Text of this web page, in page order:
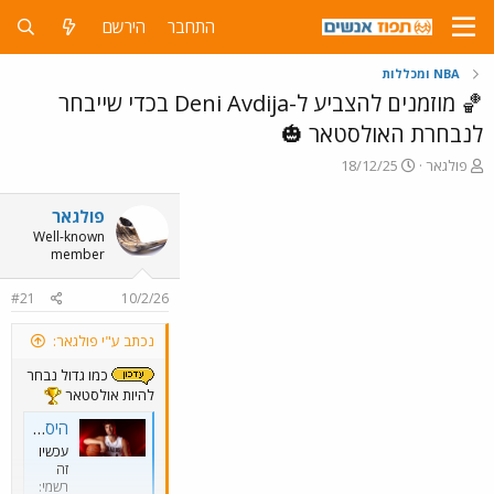
התחבר הירשם
NBA ומכללות
🏀 מוזמנים להצביע ל-Deni Avdija בכדי שייבחר
לנבחרת האולסטאר 🎃
פ
פולגאר
פ
18/12/25
פולגאר
Well-known
member
10/2/26
#21
נכתב ע"י פולגאר:
כמו גדול נבחר
להיות אולסטאר
היסטוריה בכחול-לבן: דני אבדיה נבחר לאולסטאר ה-NBA
עכשיו
זה
רשמי: